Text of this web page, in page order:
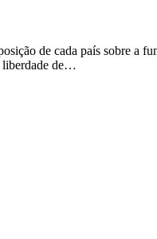
de cada país sobre a
liberdade de…